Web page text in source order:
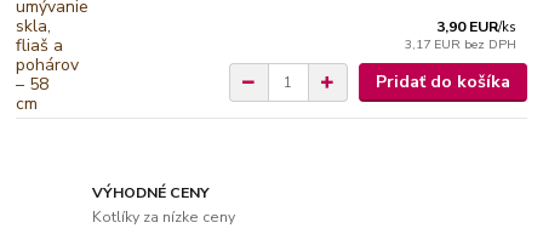
3,90 EUR/ks
3,17 EUR bez DPH
Pridať do košíka
VÝHODNÉ CENY
Kotlíky za nízke ceny